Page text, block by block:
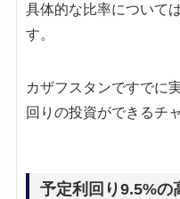
具体的な比率について
す。
カザフスタンですでに
回りの投資ができるチ
予定利回り9.5%の